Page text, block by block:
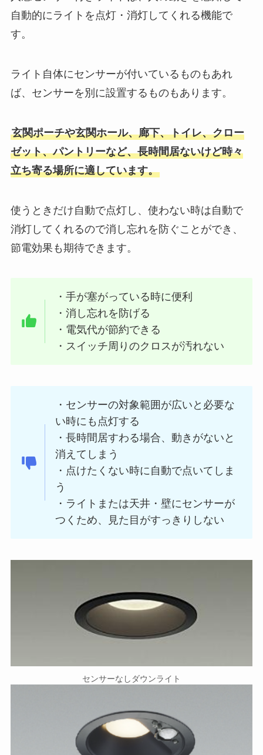
自動的にライトを点灯・消灯してくれる機能で
す。
ライト自体にセンサーが付いているものもあれ
ば、センサーを別に設置するものもあります。
玄関ポーチや玄関ホール、廊下、トイレ、クロー
ゼット、パントリーなど、長時間居ないけど時々
立ち寄る場所に適しています。
使うときだけ自動で点灯し、使わない時は自動で
消灯してくれるので消し忘れを防ぐことができ、
節電効果も期待できます。
・手が塞がっている時に便利
・消し忘れを防げる
・電気代が節約できる
・スイッチ周りのクロスが汚れない
・センサーの対象範囲が広いと必要な
い時にも点灯する
・長時間居すわる場合、動きがないと
消えてしまう
・点けたくない時に自動で点いてしま
う
・ライトまたは天井・壁にセンサーが
つくため、見た目がすっきりしない
センサーなしダウンライト